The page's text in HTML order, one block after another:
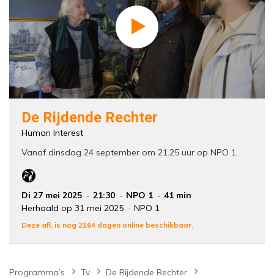
De Rijdende Rechter
Human Interest
Vanaf dinsdag 24 september om 21.25 uur op NPO 1.
Di 27 mei 2025 21:30 NPO 1
41 min
Herhaald op 31 mei 2025
NPO 1
Deze afl. is nog 2164 dagen online beschikbaar.
Programma’s Tv
De Rijdende Rechter